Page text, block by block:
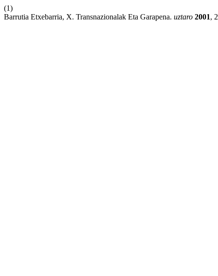
(1)
Barrutia Etxebarria, X. Transnazionalak Eta Garapena. uztaro 2001,